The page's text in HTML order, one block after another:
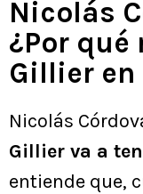
Nicolás
¿Por qué
Gillier en
Nicolás
Gillier va a
entiende que,